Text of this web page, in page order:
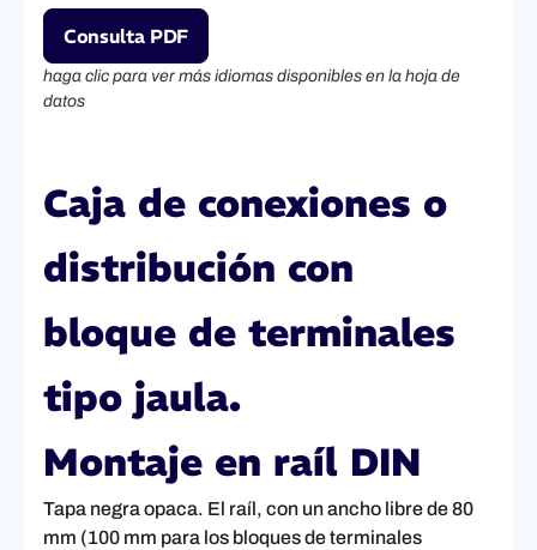
Consulta PDF
haga clic para ver más idiomas disponibles en la hoja de
datos
Caja de conexiones o
distribución con
bloque de terminales
tipo jaula.
Montaje en raíl DIN
Tapa negra opaca. El raíl, con un ancho libre de 80
mm (100 mm para los bloques de terminales